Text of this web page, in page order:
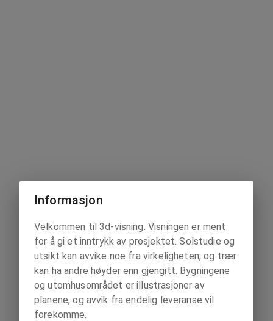
Informasjon
Velkommen til 3d-visning. Visningen er ment
for å gi et inntrykk av prosjektet. Solstudie og
utsikt kan avvike noe fra virkeligheten, og trær
kan ha andre høyder enn gjengitt. Bygningene
og utomhusområdet er illustrasjoner av
planene, og avvik fra endelig leveranse vil
forekomme.